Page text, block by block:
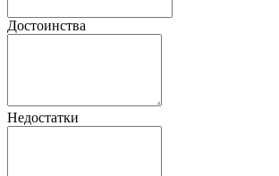
Достоинства
Недостатки